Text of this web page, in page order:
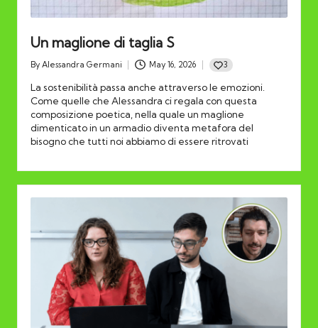
Un maglione di taglia S
Posted
by
By Alessandra Germani May 16, 2026 3
La sostenibilità passa anche attraverso le emozioni.
Come quelle che Alessandra ci regala con questa
composizione poetica, nella quale un maglione
dimenticato in un armadio diventa metafora del
bisogno che tutti noi abbiamo di essere ritrovati